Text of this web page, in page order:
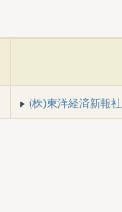
(株)東洋経済新報